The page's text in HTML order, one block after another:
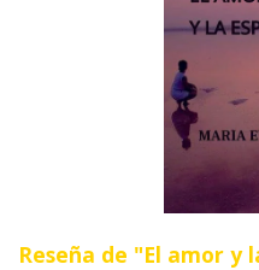
Reseña de "El amor y